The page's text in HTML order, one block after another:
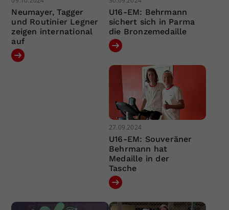
Neumayer, Tagger
und Routinier Legner
zeigen international
auf
U16-EM: Behrmann
sichert sich in Parma
die Bronzemedaille
27.09.2024
U16-EM: Souveräner
Behrmann hat
Medaille in der
Tasche